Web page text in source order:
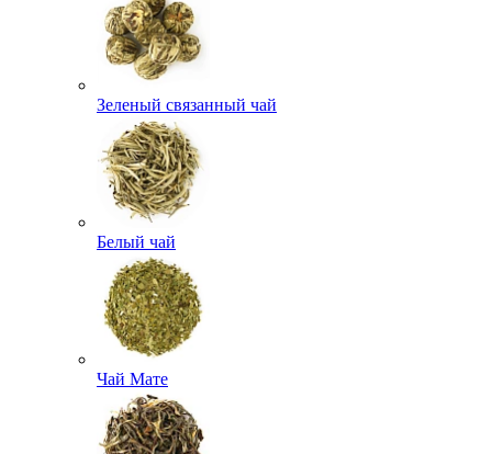
Зеленый связанный чай
Белый чай
Чай Мате